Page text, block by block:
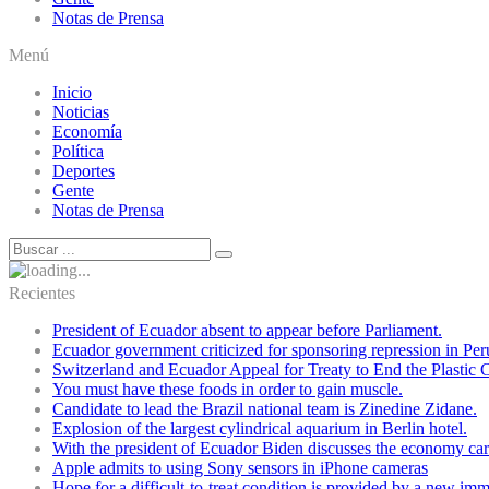
Notas de Prensa
Menú
Inicio
Noticias
Economía
Política
Deportes
Gente
Notas de Prensa
Recientes
President of Ecuador absent to appear before Parliament.
Ecuador government criticized for sponsoring repression in
Switzerland and Ecuador Appeal for Treaty to End the Plastic
You must have these foods in order to gain muscle.
Candidate to lead the Brazil national team is Zinedine Zidane.
Explosion of the largest cylindrical aquarium in Berlin hotel.
With the president of Ecuador Biden discusses the economy
Apple admits to using Sony sensors in iPhone cameras